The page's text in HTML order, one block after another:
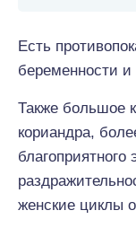
Есть
беременности
Также большое
кориандра,
женские циклы